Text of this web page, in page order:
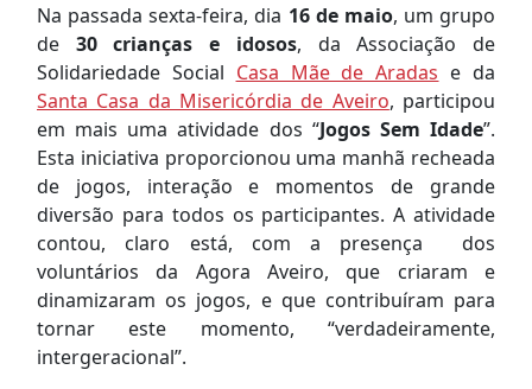
Na passada sexta-feira, dia 16 de maio, um grupo
de 30 crianças e idosos, da Associação de
Solidariedade Social Casa Mãe de Aradas e da
Santa Casa da Misericórdia de Aveiro, participou
em mais uma atividade dos “Jogos Sem Idade”.
Esta iniciativa proporcionou uma manhã recheada
de jogos, interação e momentos de grande
diversão para todos os participantes. A atividade
contou, claro está, com a presença dos
voluntários da Agora Aveiro, que criaram e
dinamizaram os jogos, e que contribuíram para
tornar este momento, “verdadeiramente,
intergeracional”.